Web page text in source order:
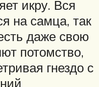
икру. Вся
на самца, так
даже свою
потомство,
гнездо с